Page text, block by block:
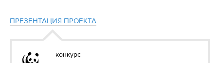
ПРЕЗЕНТАЦИЯ ПРОЕКТА
конкурс